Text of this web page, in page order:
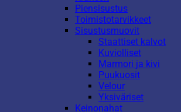
Piensisustus
Toimistotarvikkeet
Sisustusmuovit
Staattiset kalvot
Kuviolliset
Marmori ja kivi
Puukuosit
Velour
Yksiväriset
Keinonahat